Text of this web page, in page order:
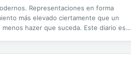
Representaciones en forma
más elevado ciertamente que un
hazer que suceda. Este diario es